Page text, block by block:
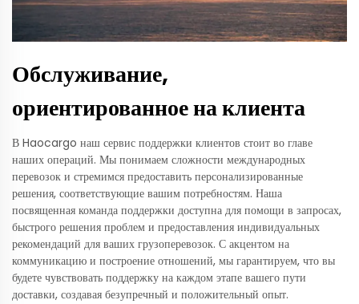
Обслуживание,
ориентированное на клиента
В Haocargo наш сервис поддержки клиентов стоит во главе
наших операций. Мы понимаем сложности международных
перевозок и стремимся предоставить персонализированные
решения, соответствующие вашим потребностям. Наша
посвященная команда поддержки доступна для помощи в запросах,
быстрого решения проблем и предоставления индивидуальных
рекомендаций для ваших грузоперевозок. С акцентом на
коммуникацию и построение отношений, мы гарантируем, что вы
будете чувствовать поддержку на каждом этапе вашего пути
доставки, создавая безупречный и положительный опыт.